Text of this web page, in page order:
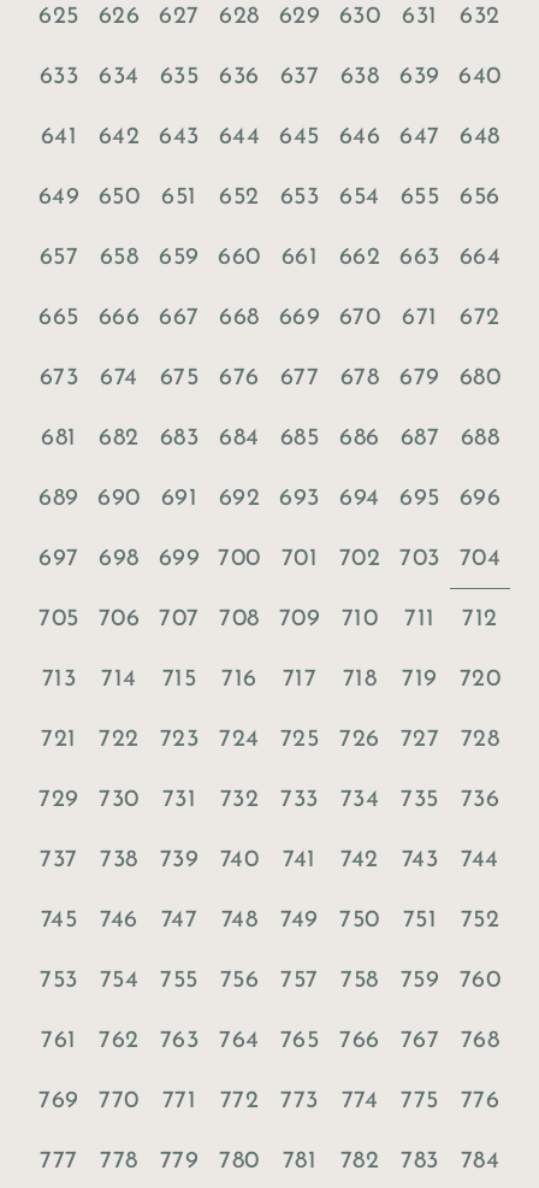
625 626 627 628 629 630 631 632
633 634 635 636 637 638 639 640
641 642 643 644 645 646 647 648
649 650 651 652 653 654 655 656
657 658 659 660 661 662 663 664
665 666 667 668 669 670 671 672
673 674 675 676 677 678 679 680
681 682 683 684 685 686 687 688
689 690 691 692 693 694 695 696
697 698 699 700 701 702 703 704
705 706 707 708 709 710 711 712
713 714 715 716 717 718 719 720
721 722 723 724 725 726 727 728
729 730 731 732 733 734 735 736
737 738 739 740 741 742 743 744
745 746 747 748 749 750 751 752
753 754 755 756 757 758 759 760
761 762 763 764 765 766 767 768
769 770 771 772 773 774 775 776
777 778 779 780 781 782 783 784